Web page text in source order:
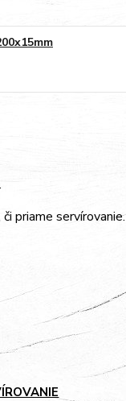
priame servírovanie.